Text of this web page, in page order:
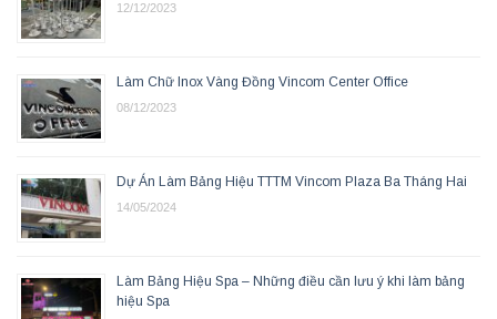
12/12/2023
Làm Chữ Inox Vàng Đồng Vincom Center Office
08/12/2023
Dự Án Làm Bảng Hiệu TTTM Vincom Plaza Ba Tháng Hai
14/05/2024
Làm Bảng Hiệu Spa – Những điều cần lưu ý khi làm bảng
hiệu Spa